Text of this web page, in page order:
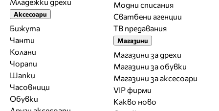
Аксесоари
Бижута
Чанти
Колани
Чорапи
Шапки
Часовници
Обувки
Модни списания
Сватбени агенции
ТВ предавания
Магазини
Магазини за дрехи
Магазини за обувки
Магазини за aксесоари
VIP фирми
Какво ново